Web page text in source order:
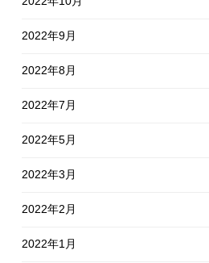
2022年9月
2022年8月
2022年7月
2022年5月
2022年3月
2022年2月
2022年1月